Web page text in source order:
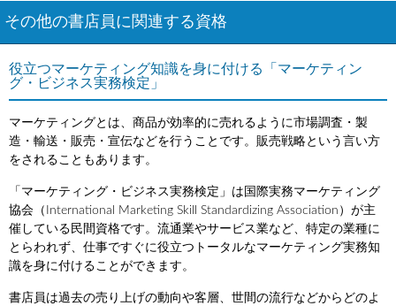
その他の書店員に関連する資格
役立つマーケティング知識を身に付ける「マーケティン
グ・ビジネス実務検定」
マーケティングとは、商品が効率的に売れるように市場調査・製
造・輸送・販売・宣伝などを行うことです。販売戦略という言い方
をされることもあります。
「マーケティング・ビジネス実務検定」は国際実務マーケティング
協会（International Marketing Skill Standardizing Association）が主
催している民間資格です。流通業やサービス業など、特定の業種に
とらわれず、仕事ですぐに役立つトータルなマーケティング実務知
識を身に付けることができます。
書店員は過去の売り上げの動向や客層、世間の流行などからどのよ